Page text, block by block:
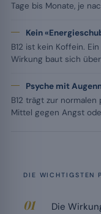
Tage bis Monate, je
Kein
B12 ist kein Koffein.
Wirkung baut sich
Psyche mit
B12 trägt zur
Mittel gegen Angst
DIE WICHTIGSTEN
Die